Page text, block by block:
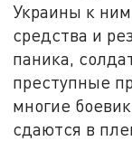
Украины к
средства и
паника,
преступные
многие
сдаются в